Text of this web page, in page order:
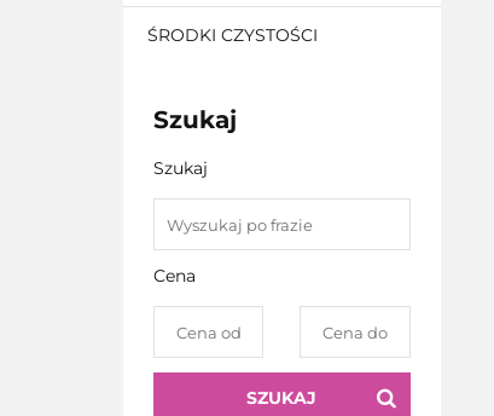
ŚRODKI CZYSTOŚCI
Szukaj
Szukaj
Cena
SZUKAJ